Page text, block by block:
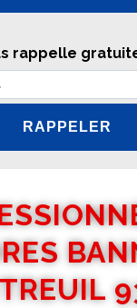
rappelle